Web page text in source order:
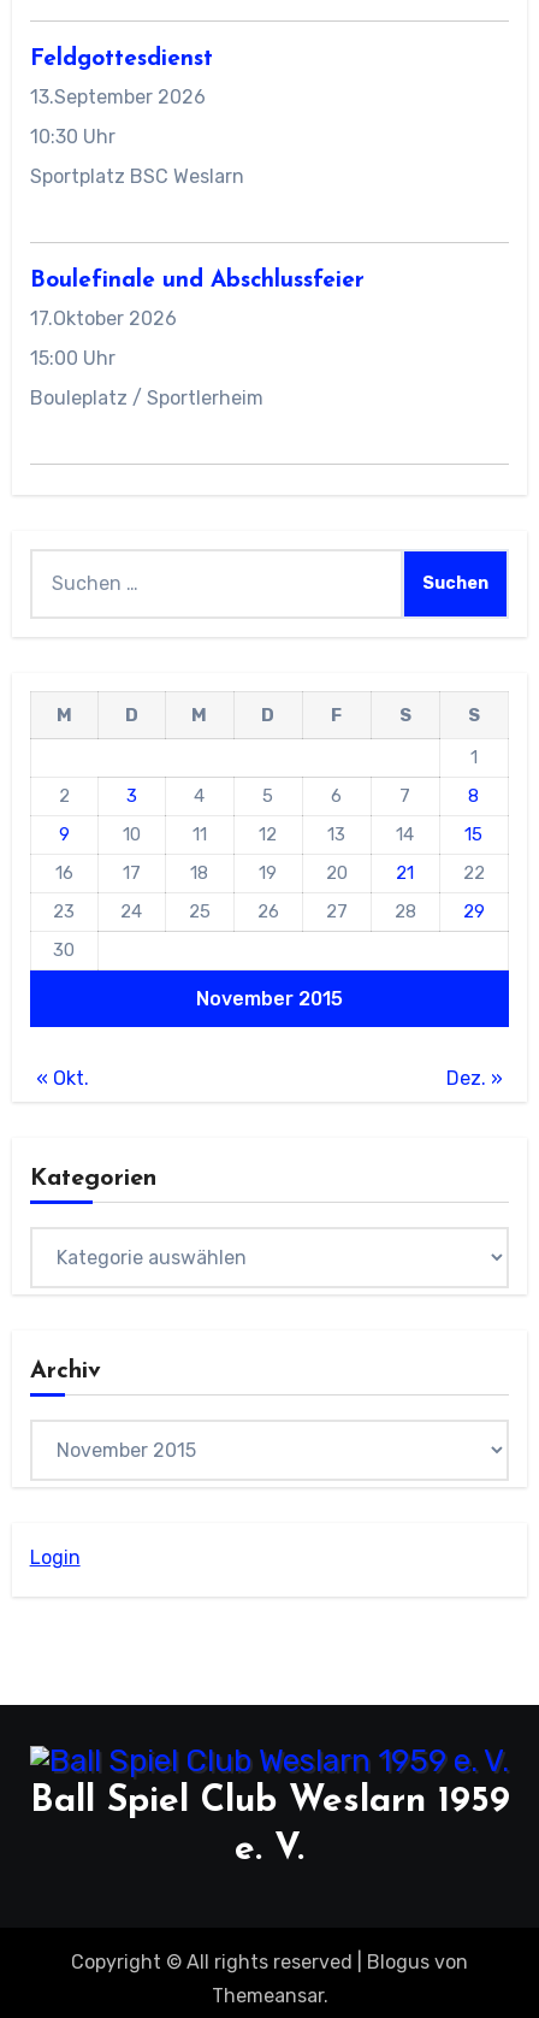
Feldgottesdienst
13.September 2026
10:30 Uhr
Sportplatz BSC Weslarn
Boulefinale und Abschlussfeier
17.Oktober 2026
15:00 Uhr
Bouleplatz / Sportlerheim
November 2015
M D M D F S
S
1
2
3 4 5 6 7
8
9
10 11 12 13 14
15
16
17 18 19 20 21
22
23
24 25 26 27 28
29
30
« Okt. Dez. »
Kategorien
Archiv
Login
Ball Spiel Club Weslarn 1959
e. V.
Copyright © All rights reserved Blogus von
Themeansar.